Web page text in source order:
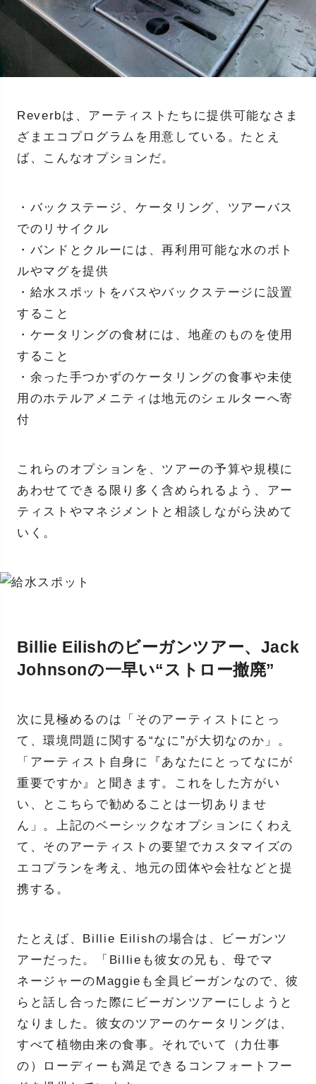
Reverbは、アーティストたちに提供可能なさま
ざまエコプログラムを用意している。たとえ
ば、こんなオプションだ。
・バックステージ、ケータリング、ツアーバス
でのリサイクル
・バンドとクルーには、再利用可能な水のボト
ルやマグを提供
・給水スポットをバスやバックステージに設置
すること
・ケータリングの食材には、地産のものを使用
すること
・余った手つかずのケータリングの食事や未使
用のホテルアメニティは地元のシェルターへ寄
付
これらのオプションを、ツアーの予算や規模に
あわせてできる限り多く含められるよう、アー
ティストやマネジメントと相談しながら決めて
いく。
Billie Eilishのビーガンツアー、Jack
Johnsonの一早い“ストロー撤廃”
次に見極めるのは「そのアーティストにとっ
て、環境問題に関する“なに”が大切なのか」。
「アーティスト自身に『あなたにとってなにが
重要ですか』と聞きます。これをした方がい
い、とこちらで勧めることは一切ありませ
ん」。上記のベーシックなオプションにくわえ
て、そのアーティストの要望でカスタマイズの
エコプランを考え、地元の団体や会社などと提
携する。
たとえば、Billie Eilishの場合は、ビーガンツ
アーだった。「Billieも彼女の兄も、母でマ
ネージャーのMaggieも全員ビーガンなので、彼
らと話し合った際にビーガンツアーにしようと
なりました。彼女のツアーのケータリングは、
すべて植物由来の食事。それでいて（力仕事
の）ローディーも満足できるコンフォートフー